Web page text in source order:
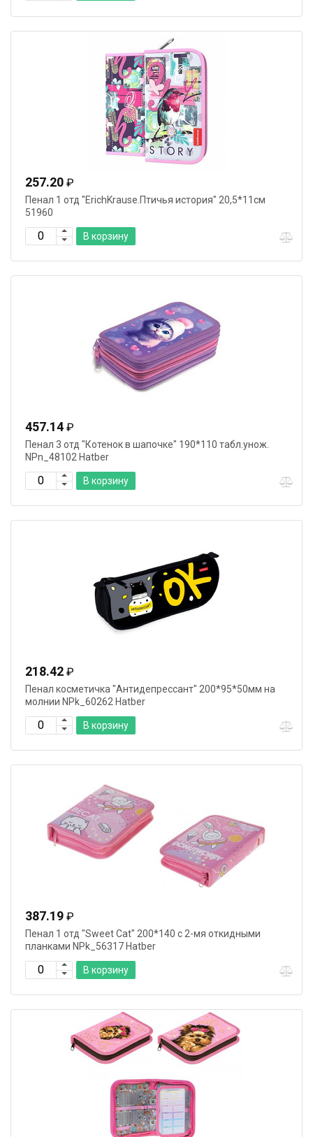
257.20 ₽
Пенал 1 отд "ErichKrause.Птичья история" 20,5*11см
51960
В корзину
457.14 ₽
Пенал 3 отд "Котенок в шапочке" 190*110 табл.унож.
NPn_48102 Hatber
В корзину
218.42 ₽
Пенал косметичка "Антидепрессант" 200*95*50мм на
молнии NPk_60262 Hatber
В корзину
387.19 ₽
Пенал 1 отд "Sweet Cat" 200*140 с 2-мя откидными
планками NPk_56317 Hatber
В корзину